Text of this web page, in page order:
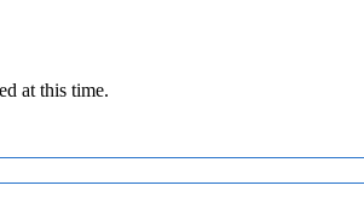
at this time.